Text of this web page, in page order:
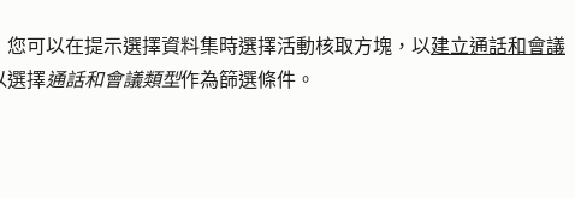
您可以在提示選擇資料集時選擇活動核取方塊，以建立通話和會議
選擇通話和會議類型作為篩選條件。